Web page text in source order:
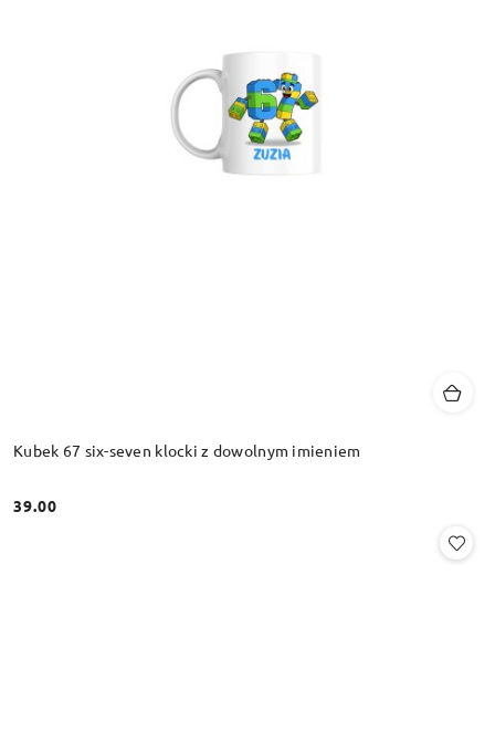
Kubek 67 six-seven klocki z dowolnym imieniem
Cena:
39.00